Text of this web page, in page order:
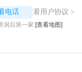
电话 查看用户协议 >
洞后第一家 [查看地图]